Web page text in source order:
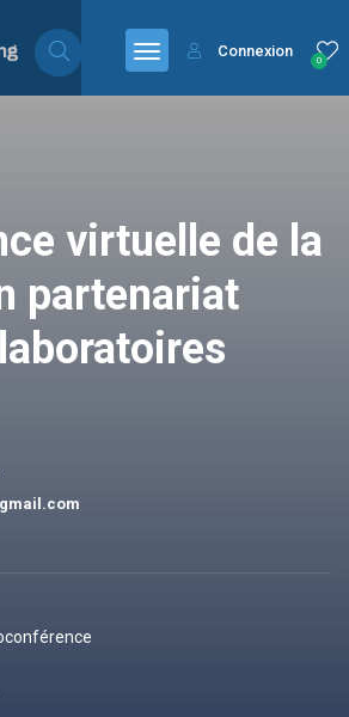
0
Connexion
virtuelle de la
partenariat